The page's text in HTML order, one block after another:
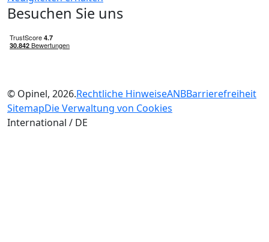
Besuchen Sie uns
© Opinel, 2026.Rechtliche HinweiseANBBarrierefreiheit
SitemapDie Verwaltung von Cookies
International / DE